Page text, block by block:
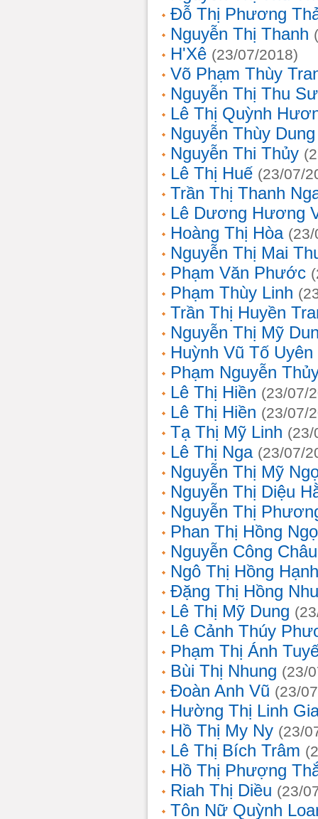
Đỗ Thị Phương
Nguyễn Thị Thanh
H'Xê (23/07/2018)
Võ Phạm Thùy
Nguyễn Thị Thu
Lê Thị Quỳnh
Nguyễn Thùy Dung
Nguyễn Thi Thủy
Lê Thị Huế (23/07/
Trần Thị Thanh
Lê Dương Hương
Hoàng Thị Hòa
Nguyễn Thị Mai
Phạm Văn Phước
Phạm Thùy Linh
Trần Thị Huyền
Nguyễn Thị Mỹ
Huỳnh Vũ Tố Uyên
Phạm Nguyễn
Lê Thị Hiền (23/07/
Lê Thị Hiền (23/07/
Tạ Thị Mỹ Linh (23/
Lê Thị Nga (23/07/
Nguyễn Thị Mỹ
Nguyễn Thị Diệu
Nguyễn Thị
Phan Thị Hồng
Nguyễn Công Châu
Ngô Thị Hồng Hạnh
Đặng Thị Hồng
Lê Thị Mỹ Dung
Lê Cảnh Thúy
Phạm Thị Ánh
Bùi Thị Nhung (23/
Đoàn Anh Vũ (23/
Hường Thị Linh
Hồ Thị My Ny (23/
Lê Thị Bích Trâm
Hồ Thị Phượng
Riah Thị Diều (23/
Tôn Nữ Quỳnh